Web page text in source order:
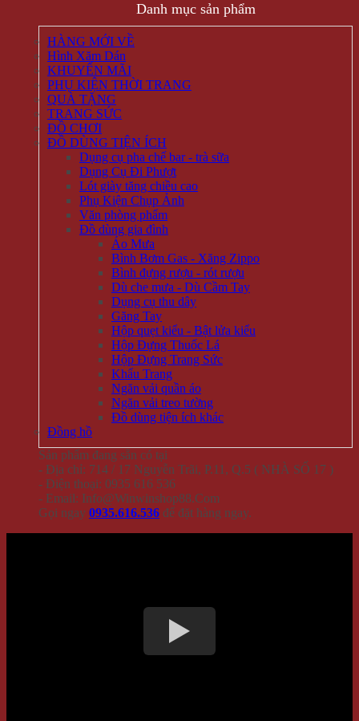
Danh mục sản phẩm
HÀNG MỚI VỀ
Hình Xăm Dán
KHUYẾN MÃI
PHỤ KIỆN THỜI TRANG
QUÀ TẶNG
TRANG SỨC
ĐỒ CHƠI
ĐỒ DÙNG TIỆN ÍCH
Dụng cụ pha chế bar - trà sữa
Dụng Cụ Đi Phượt
Lót giày tăng chiều cao
Phụ Kiện Chụp Ảnh
Văn phòng phẩm
Đồ dùng gia đình
Áo Mưa
Bình Bơm Gas - Xăng Zippo
Bình đựng rượu - rót rượu
Dù che mưa - Dù Cầm Tay
Dụng cụ thu dây
Găng Tay
Hộp quẹt kiểu - Bật lửa kiểu
Hộp Đựng Thuốc Lá
Hộp Đựng Trang Sức
Khẩu Trang
Ngăn vải quần áo
Ngăn vải treo tường
Đồ dùng tiện ích khác
Đồng hồ
Sản phẩm đang sẵn có tại
- Địa chỉ: 714 / 17 Nguyễn Trãi, P.11, Q.5 ( NHÀ SỐ 17 )
- Điện thoại: 0935 616 536
- Email: Info@Winwinshop88.Com
Gọi ngay 0935.616.536 để đặt hàng ngay.